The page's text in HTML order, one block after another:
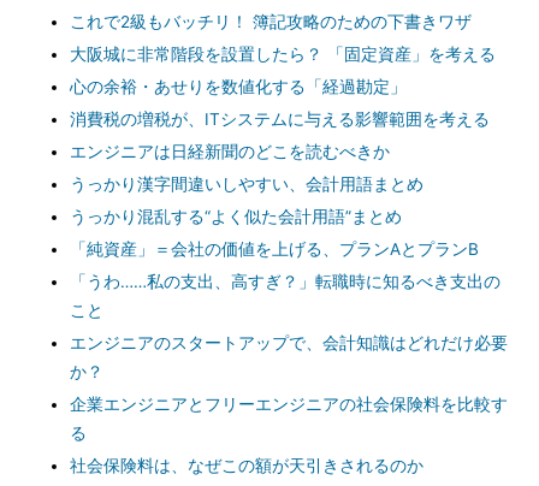
これで2級もバッチリ！ 簿記攻略のための下書きワザ
大阪城に非常階段を設置したら？ 「固定資産」を考える
心の余裕・あせりを数値化する「経過勘定」
消費税の増税が、ITシステムに与える影響範囲を考える
エンジニアは日経新聞のどこを読むべきか
うっかり漢字間違いしやすい、会計用語まとめ
うっかり混乱する“よく似た会計用語”まとめ
「純資産」＝会社の価値を上げる、プランAとプランB
「うわ……私の支出、高すぎ？」転職時に知るべき支出の
こと
エンジニアのスタートアップで、会計知識はどれだけ必要
か？
企業エンジニアとフリーエンジニアの社会保険料を比較す
る
社会保険料は、なぜこの額が天引きされるのか